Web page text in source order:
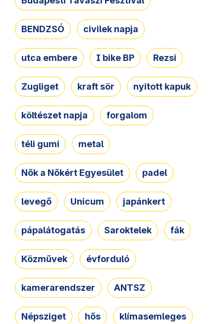
BENDZSÓ civilek napja
utca embere I bike BP Rezsi
Zugliget kraft sör nyitott kapuk
költészet napja forgalom
téli gumi metal
Nők a Nőkért Egyesület padel
levegő Unicum japánkert
pápalátogatás Saroktelek fák
Közművek évforduló
kamerarendszer ANTSZ
Népsziget hős klímasemleges